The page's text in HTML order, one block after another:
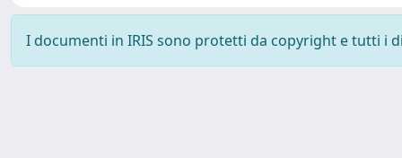
I documenti in IRIS sono protetti da copyright e tutti i